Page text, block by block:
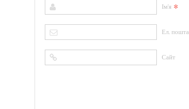
Ім'я *
Ел. пошта
Сайт